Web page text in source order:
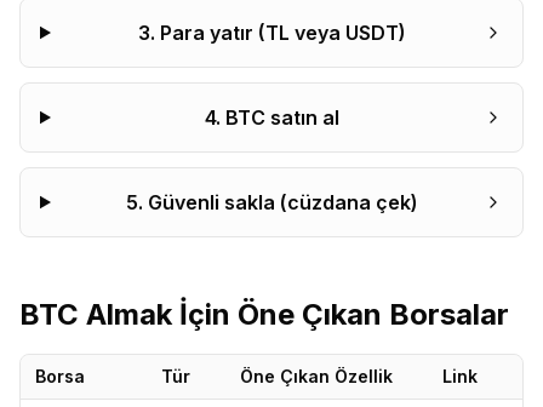
3. Para yatır (TL veya USDT)
4. BTC satın al
5. Güvenli sakla (cüzdana çek)
BTC Almak İçin Öne Çıkan Borsalar
Borsa Tür Öne Çıkan Özellik Link